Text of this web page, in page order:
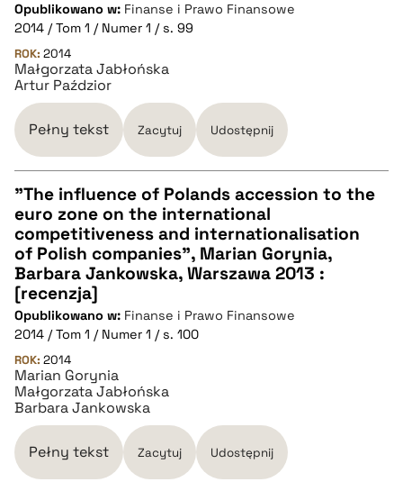
pobierz cytat
BIBTEX
pobierz cytat
Opublikowano w: Finanse i Prawo Finansowe
2014 / Tom 1 / Numer 1 / s. 99
ROK: 2014
Małgorzata Jabłońska
Artur Paździor
Pełny tekst Zacytuj Udostępnij
CZYSTY TEKST
pobierz cytat
BIBTEX
pobierz cytat
"The influence of Polands accession to the
euro zone on the international
competitiveness and internationalisation
of Polish companies", Marian Gorynia,
Barbara Jankowska, Warszawa 2013 :
[recenzja]
Opublikowano w: Finanse i Prawo Finansowe
2014 / Tom 1 / Numer 1 / s. 100
ROK: 2014
Marian Gorynia
Małgorzata Jabłońska
Barbara Jankowska
Pełny tekst Zacytuj Udostępnij